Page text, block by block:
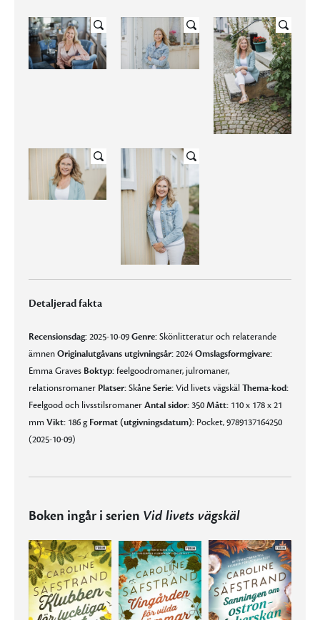
Detaljerad fakta
Recensionsdag:2025-10-09Genre:Skönlitteratur och relaterande
ämnenOriginalutgåvans utgivningsår:2024Omslagsformgivare:
Emma Graves Boktyp:feelgoodromaner, julromaner,
relationsromaner Platser:SkåneSerie:Vid livets vägskäl Thema-kod:
Feelgood och livsstilsromanerAntal sidor:350Mått: 110 x 178 x 21
mmVikt: 186 g Format (utgivningsdatum): Pocket, 9789137164250
(2025-10-09)
Boken ingår i serien Vid livets vägskäl